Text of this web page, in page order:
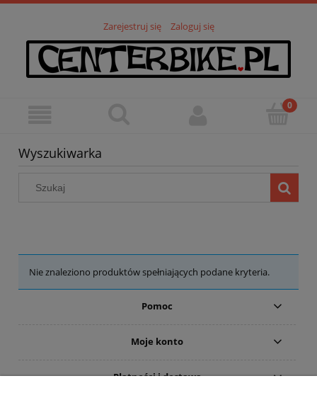
Zarejestruj się Zaloguj się
Wyszukiwarka
Nie znaleziono produktów spełniających podane kryteria.
Pomoc
Moje konto
Płatności i dostawa